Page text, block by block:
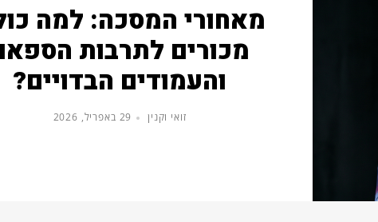
מאחורי המסכה: למה
מכורים לתרבות
והעמודים הבדויים?
זואי וקנין 29 באפריל, 2026